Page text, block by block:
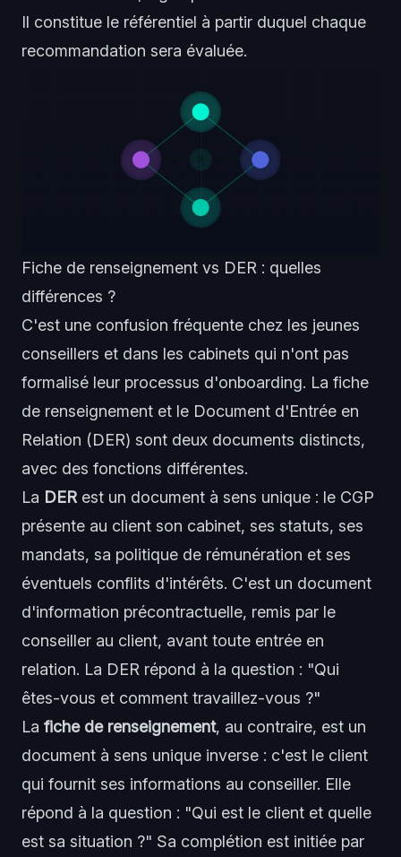
Il constitue le référentiel à partir duquel chaque
recommandation sera évaluée.
Fiche de renseignement vs DER : quelles
différences ?
C'est une confusion fréquente chez les jeunes
conseillers et dans les cabinets qui n'ont pas
formalisé leur processus d'onboarding. La fiche
de renseignement et le Document d'Entrée en
Relation (DER) sont deux documents distincts,
avec des fonctions différentes.
La DER est un document à sens unique : le CGP
présente au client son cabinet, ses statuts, ses
mandats, sa politique de rémunération et ses
éventuels conflits d'intérêts. C'est un document
d'information précontractuelle, remis par le
conseiller au client, avant toute entrée en
relation. La DER répond à la question : "Qui
êtes-vous et comment travaillez-vous ?"
La fiche de renseignement, au contraire, est un
document à sens unique inverse : c'est le client
qui fournit ses informations au conseiller. Elle
répond à la question : "Qui est le client et quelle
est sa situation ?" Sa complétion est initiée par